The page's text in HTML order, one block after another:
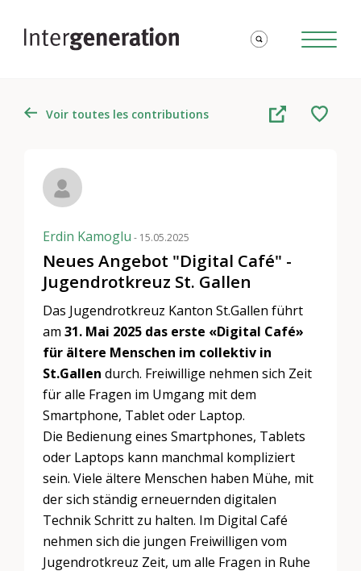
Voir toutes les contributions
Erdin Kamoglu - 15.05.2025
Neues Angebot "Digital Café" -
Jugendrotkreuz St. Gallen
Das Jugendrotkreuz Kanton St.Gallen führt
am31. Mai 2025 das erste «Digital Café»
für ältere Menschen im collektiv in
St.Gallen durch. Freiwillige nehmen sich Zeit
für alle Fragen im Umgang mit dem
Smartphone, Tablet oder Laptop.
Die Bedienung eines Smartphones, Tablets
oder Laptops kann manchmal kompliziert
sein. Viele ältere Menschen haben Mühe, mit
der sich ständig erneuernden digitalen
Technik Schritt zu halten. Im Digital Café
nehmen sich die jungen Freiwilligen vom
Jugendrotkreuz Zeit, um alle Fragen in Ruhe